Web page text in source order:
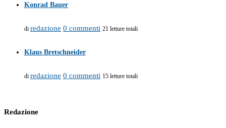
Konrad Bauer
di redazione 0 commenti 21 letture totali
Klaus Bretschneider
di redazione 0 commenti 15 letture totali
Redazione